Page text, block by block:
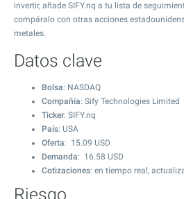
invertir, añade SIFY.nq a tu lista de
compáralo con otras acciones
metales.
Datos clave
Bolsa: NASDAQ
Compañía: Sify Technologies Limited
Ticker: SIFY.nq
País: USA
Oferta: 15.09 USD
Demanda: 16.58 USD
Cotizaciones: en tiempo real,
Riesgo